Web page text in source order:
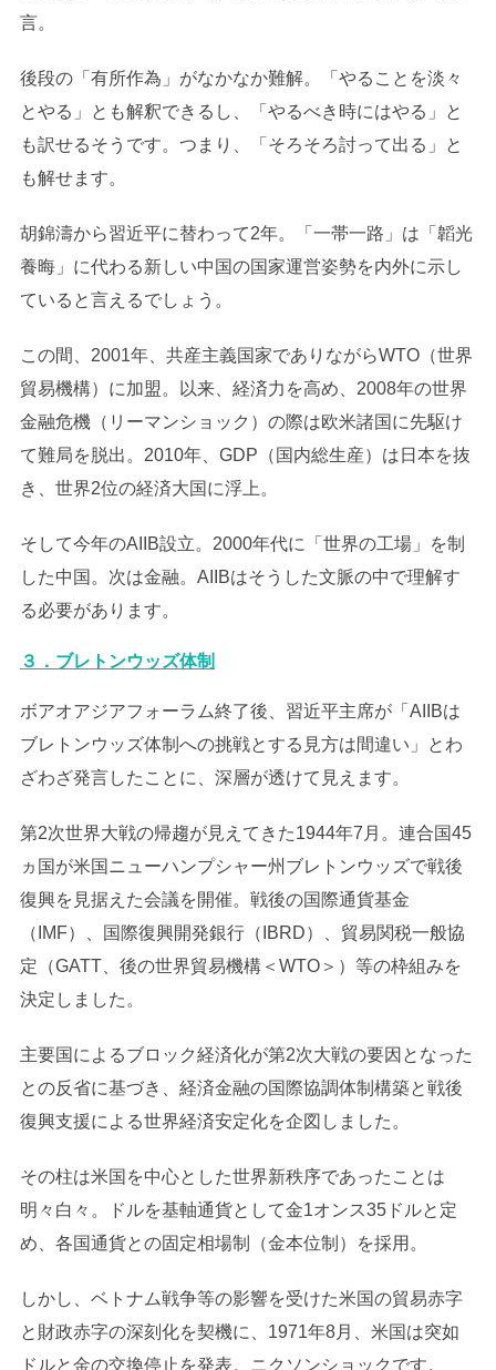
言。
後段の「有所作為」がなかなか難解。「やることを淡々
とやる」とも解釈できるし、「やるべき時にはやる」と
も訳せるそうです。つまり、「そろそろ討って出る」と
も解せます。
胡錦濤から習近平に替わって2年。「一帯一路」は「韜光
養晦」に代わる新しい中国の国家運営姿勢を内外に示し
ていると言えるでしょう。
この間、2001年、共産主義国家でありながらWTO（世界
貿易機構）に加盟。以来、経済力を高め、2008年の世界
金融危機（リーマンショック）の際は欧米諸国に先駆け
て難局を脱出。2010年、GDP（国内総生産）は日本を抜
き、世界2位の経済大国に浮上。
そして今年のAIIB設立。2000年代に「世界の工場」を制
した中国。次は金融。AIIBはそうした文脈の中で理解す
る必要があります。
３．ブレトンウッズ体制
ボアオアジアフォーラム終了後、習近平主席が「AIIBは
ブレトンウッズ体制への挑戦とする見方は間違い」とわ
ざわざ発言したことに、深層が透けて見えます。
第2次世界大戦の帰趨が見えてきた1944年7月。連合国45
ヵ国が米国ニューハンプシャー州ブレトンウッズで戦後
復興を見据えた会議を開催。戦後の国際通貨基金
（IMF）、国際復興開発銀行（IBRD）、貿易関税一般協
定（GATT、後の世界貿易機構＜WTO＞）等の枠組みを
決定しました。
主要国によるブロック経済化が第2次大戦の要因となった
との反省に基づき、経済金融の国際協調体制構築と戦後
復興支援による世界経済安定化を企図しました。
その柱は米国を中心とした世界新秩序であったことは
明々白々。ドルを基軸通貨として金1オンス35ドルと定
め、各国通貨との固定相場制（金本位制）を採用。
しかし、ベトナム戦争等の影響を受けた米国の貿易赤字
と財政赤字の深刻化を契機に、1971年8月、米国は突如
ドルと金の交換停止を発表。ニクソンショックです。